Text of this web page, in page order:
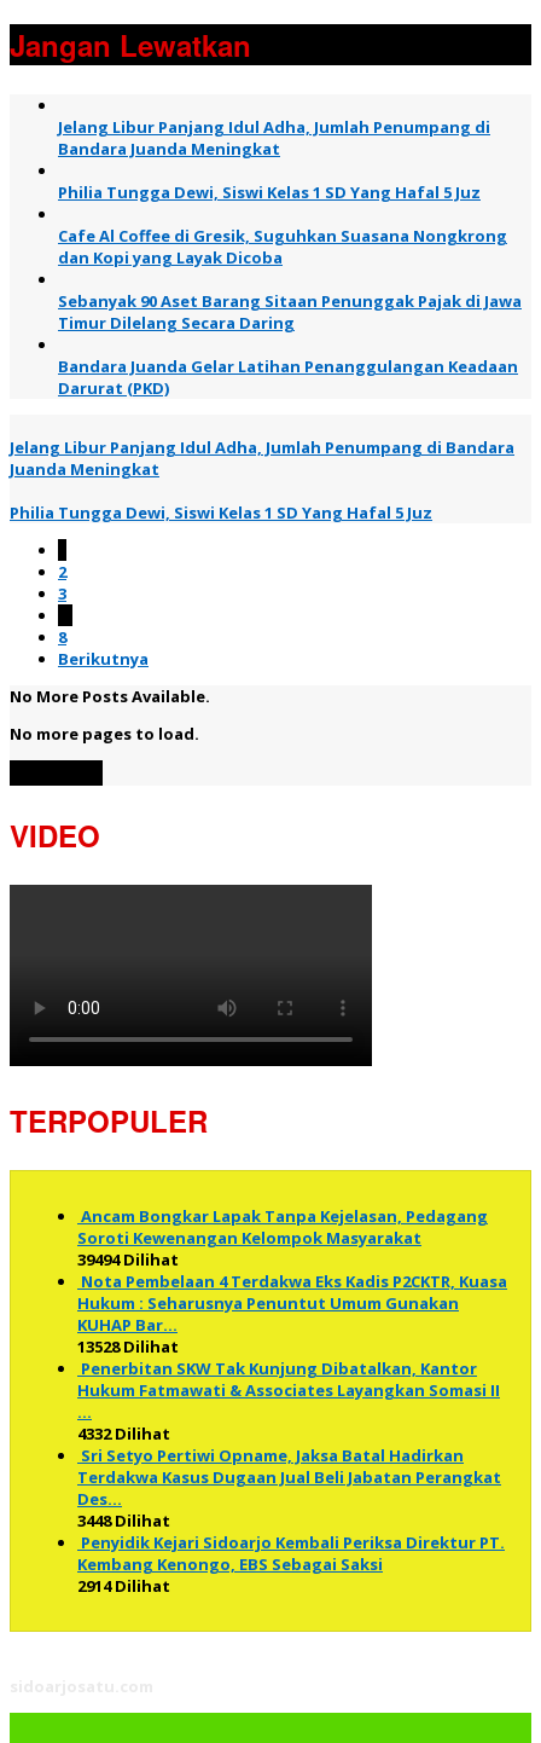
Jangan Lewatkan
Jelang Libur Panjang Idul Adha, Jumlah Penumpang di
Bandara Juanda Meningkat
Philia Tungga Dewi, Siswi Kelas 1 SD Yang Hafal 5 Juz
Cafe Al Coffee di Gresik, Suguhkan Suasana Nongkrong
dan Kopi yang Layak Dicoba
Sebanyak 90 Aset Barang Sitaan Penunggak Pajak di Jawa
Timur Dilelang Secara Daring
Bandara Juanda Gelar Latihan Penanggulangan Keadaan
Darurat (PKD)
Jelang Libur Panjang Idul Adha, Jumlah Penumpang di Bandara
Juanda Meningkat
Philia Tungga Dewi, Siswi Kelas 1 SD Yang Hafal 5 Juz
2
3
8
Berikutnya
No More Posts Available.
No more pages to load.
VIDEO
TERPOPULER
Ancam Bongkar Lapak Tanpa Kejelasan, Pedagang
Soroti Kewenangan Kelompok Masyarakat
39494 Dilihat
Nota Pembelaan 4 Terdakwa Eks Kadis P2CKTR, Kuasa
Hukum : Seharusnya Penuntut Umum Gunakan
KUHAP Bar…
13528 Dilihat
Penerbitan SKW Tak Kunjung Dibatalkan, Kantor
Hukum Fatmawati & Associates Layangkan Somasi II
…
4332 Dilihat
Sri Setyo Pertiwi Opname, Jaksa Batal Hadirkan
Terdakwa Kasus Dugaan Jual Beli Jabatan Perangkat
Des…
3448 Dilihat
Penyidik Kejari Sidoarjo Kembali Periksa Direktur PT.
Kembang Kenongo, EBS Sebagai Saksi
2914 Dilihat